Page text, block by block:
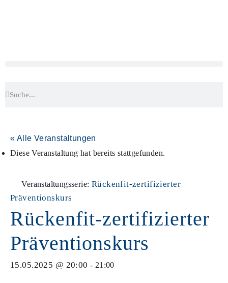
« Alle Veranstaltungen
Diese Veranstaltung hat bereits stattgefunden.
Veranstaltungsserie: Rückenfit-zertifizierter
Präventionskurs
Rückenfit-zertifizierter
Präventionskurs
15.05.2025 @ 20:00 - 21:00